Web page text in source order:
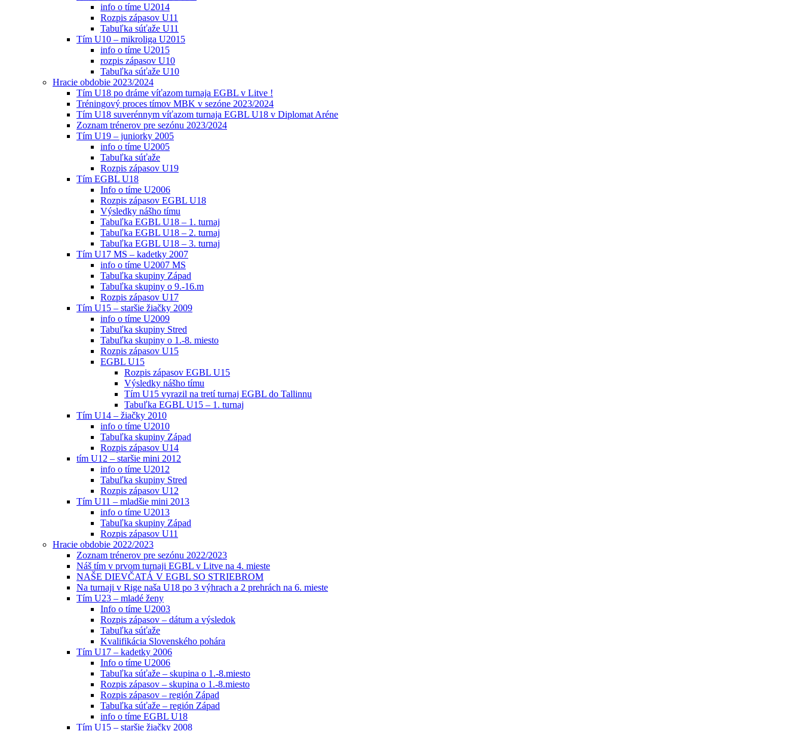
info o tíme U2014
Rozpis zápasov U11
Tabuľka súťaže U11
Tím U10 – mikroliga U2015
info o tíme U2015
rozpis zápasov U10
Tabuľka súťaže U10
Hracie obdobie 2023/2024
Tím U18 po dráme víťazom turnaja EGBL v Litve !
Tréningový proces tímov MBK v sezóne 2023/2024
Tím U18 suverénnym víťazom turnaja EGBL U18 v Diplomat Aréne
Zoznam trénerov pre sezónu 2023/2024
Tím U19 – juniorky 2005
info o tíme U2005
Tabuľka súťaže
Rozpis zápasov U19
Tím EGBL U18
Info o tíme U2006
Rozpis zápasov EGBL U18
Výsledky nášho tímu
Tabuľka EGBL U18 – 1. turnaj
Tabuľka EGBL U18 – 2. turnaj
Tabuľka EGBL U18 – 3. turnaj
Tím U17 MS – kadetky 2007
info o tíme U2007 MS
Tabuľka skupiny Západ
Tabuľka skupiny o 9.-16.m
Rozpis zápasov U17
Tím U15 – staršie žiačky 2009
info o tíme U2009
Tabuľka skupiny Stred
Tabuľka skupiny o 1.-8. miesto
Rozpis zápasov U15
EGBL U15
Rozpis zápasov EGBL U15
Výsledky nášho tímu
Tím U15 vyrazil na tretí turnaj EGBL do Tallinnu
Tabuľka EGBL U15 – 1. turnaj
Tím U14 – žiačky 2010
info o tíme U2010
Tabuľka skupiny Západ
Rozpis zápasov U14
tím U12 – staršie mini 2012
info o tíme U2012
Tabuľka skupiny Stred
Rozpis zápasov U12
Tím U11 – mladšie mini 2013
info o tíme U2013
Tabuľka skupiny Západ
Rozpis zápasov U11
Hracie obdobie 2022/2023
Zoznam trénerov pre sezónu 2022/2023
Náš tím v prvom turnaji EGBL v Litve na 4. mieste
NAŠE DIEVČATÁ V EGBL SO STRIEBROM
Na turnaji v Rige naša U18 po 3 výhrach a 2 prehrách na 6. mieste
Tím U23 – mladé ženy
Info o tíme U2003
Rozpis zápasov – dátum a výsledok
Tabuľka súťaže
Kvalifikácia Slovenského pohára
Tím U17 – kadetky 2006
Info o tíme U2006
Tabuľka súťaže – skupina o 1.-8.miesto
Rozpis zápasov – skupina o 1.-8.miesto
Rozpis zápasov – región Západ
Tabuľka súťaže – región Západ
info o tíme EGBL U18
Tím U15 – staršie žiačky 2008